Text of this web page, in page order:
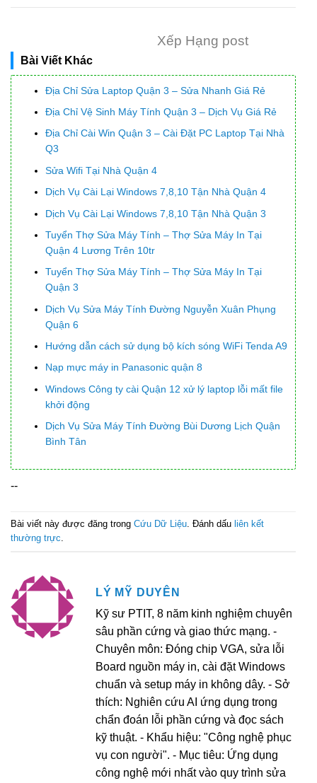
Xếp Hạng post
Bài Viết Khác
Địa Chỉ Sửa Laptop Quận 3 – Sửa Nhanh Giá Rẻ
Địa Chỉ Vệ Sinh Máy Tính Quận 3 – Dịch Vụ Giá Rẻ
Địa Chỉ Cài Win Quận 3 – Cài Đặt PC Laptop Tại Nhà
Q3
Sửa Wifi Tại Nhà Quận 4
Dịch Vụ Cài Lại Windows 7,8,10 Tận Nhà Quận 4
Dịch Vụ Cài Lại Windows 7,8,10 Tận Nhà Quận 3
Tuyển Thợ Sửa Máy Tính – Thợ Sửa Máy In Tại
Quận 4 Lương Trên 10tr
Tuyển Thợ Sửa Máy Tính – Thợ Sửa Máy In Tại
Quận 3
Dịch Vụ Sửa Máy Tính Đường Nguyễn Xuân Phụng
Quận 6
Hướng dẫn cách sử dụng bộ kích sóng WiFi Tenda A9
Nạp mực máy in Panasonic quận 8
Windows Công ty cài Quận 12 xử lý laptop lỗi mất file
khởi động
Dịch Vụ Sửa Máy Tính Đường Bùi Dương Lịch Quận
Bình Tân
--
Bài viết này được đăng trong Cứu Dữ Liệu . Đánh dấu liên kết
thường trực
LÝ MỸ DUYÊN
Kỹ sư PTIT, 8 năm kinh nghiệm chuyên
sâu phần cứng và giao thức mạng. -
Chuyên môn: Đóng chip VGA, sửa lỗi
Board nguồn máy in, cài đặt Windows
chuẩn và setup máy in không dây. - Sở
thích: Nghiên cứu AI ứng dụng trong
chẩn đoán lỗi phần cứng và đọc sách
kỹ thuật. - Khẩu hiệu: "Công nghệ phục
vụ con người". - Mục tiêu: Ứng dụng
công nghệ mới nhất vào quy trình sửa